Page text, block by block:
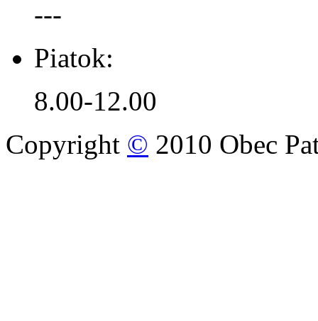
---
Piatok:
8.00-12.00
Copyright © 2010 Obec